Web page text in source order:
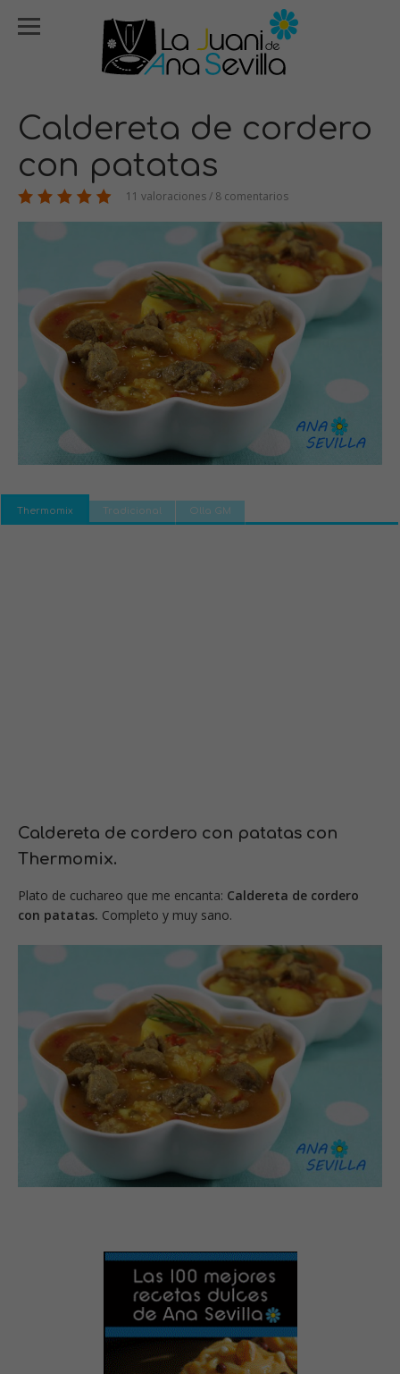
Caldereta de cordero
con patatas
11 valoraciones / 8 comentarios
Thermomix Tradicional Olla GM
Caldereta de cordero con patatas con
Thermomix.
Plato de cuchareo que me encanta: Caldereta de cordero
con patatas. Completo y muy sano.